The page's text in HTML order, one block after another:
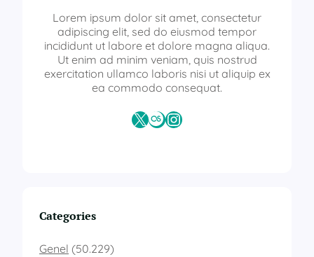
Lorem ipsum dolor sit amet, consectetur
adipiscing elit, sed do eiusmod tempor
incididunt ut labore et dolore magna aliqua.
Ut enim ad minim veniam, quis nostrud
exercitation ullamco laboris nisi ut aliquip ex
ea commodo consequat.
X Last.fmInstagram
Categories
Genel (50.229)